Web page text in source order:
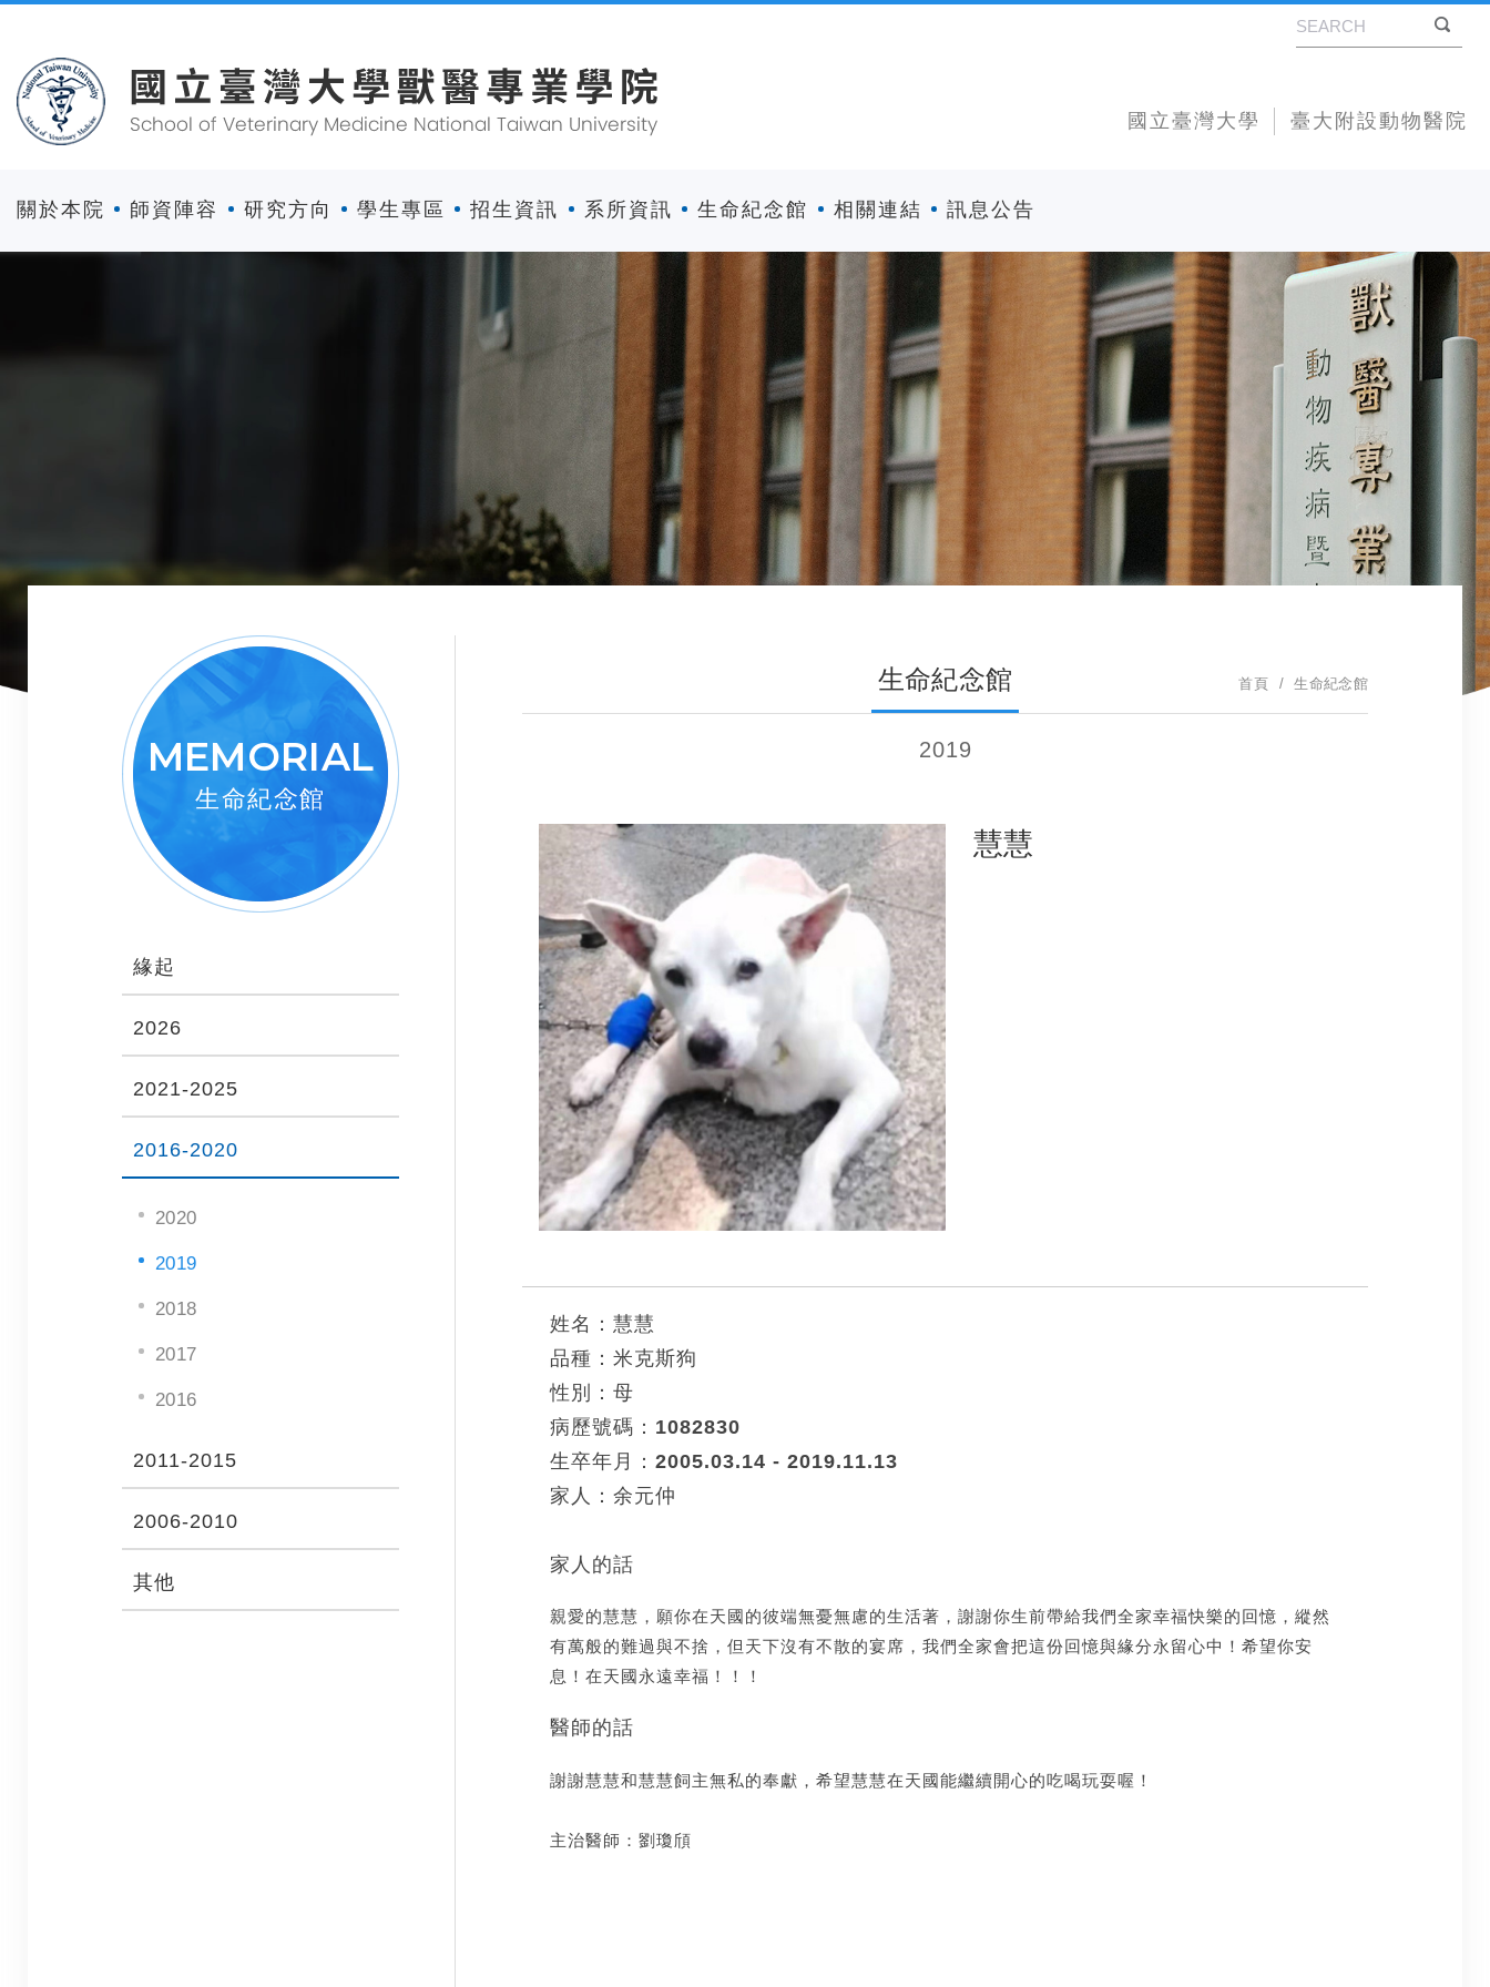
國立臺灣大學 臺大附設動物醫院
關於本院 師資陣容 研究方向 學生專區 招生資訊 系所資訊 生命紀念館 相關連結 訊息公告
MEMORIAL
生命紀念館
緣起
2026
2021-2025
2016-2020
2020
2019
2018
2017
2016
2011-2015
2006-2010
其他
生命紀念館 首頁 生命紀念館
2019
慧慧
姓名：慧慧
品種：米克斯狗
性別：母
病歷號碼：1082830
生卒年月：2005.03.14 - 2019.11.13
家人：余元仲
家人的話
親愛的慧慧，願你在天國的彼端無憂無慮的生活著，謝謝你生前帶給我們全家幸福快樂的回憶，縱然
有萬般的難過與不捨，但天下沒有不散的宴席，我們全家會把這份回憶與緣分永留心中！希望你安
息！在天國永遠幸福！！！
醫師的話
謝謝慧慧和慧慧飼主無私的奉獻，希望慧慧在天國能繼續開心的吃喝玩耍喔！
主治醫師：劉瓊頎